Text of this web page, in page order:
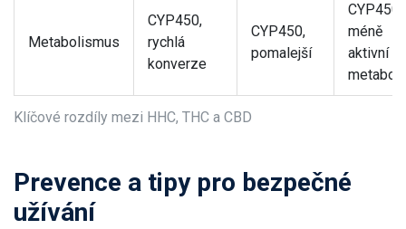
Klíčové rozdíly mezi HHC, THC a CBD
Metabolismus
CYP450,
rychlá
konverze
CYP450,
pomalejší
CYP450,
méně
aktivní
Prevence a tipy pro bezpečné
užívání